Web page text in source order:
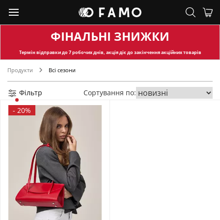
ФІНАЛЬНІ ЗНИЖКИ
Термін відправкидо 7 робочих днів, акція діє до закінчення акційних товарів
Продукти Всі сезони
Фільтр
Сортування по:
- 20%